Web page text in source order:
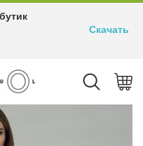
Скачать